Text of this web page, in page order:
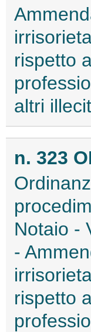
rispetto
altri
n. 323
Notaio -
-
rispetto